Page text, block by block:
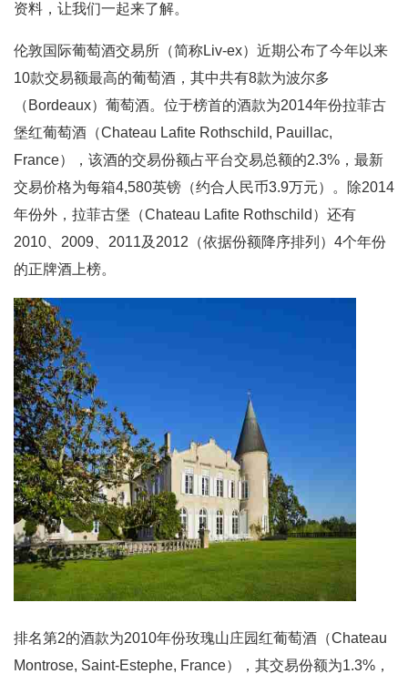
资料，让我们一起来了解。
伦敦国际葡萄酒交易所（简称Liv-ex）近期公布了今年以来
10款交易额最高的葡萄酒，其中共有8款为波尔多
（Bordeaux）葡萄酒。位于榜首的酒款为2014年份拉菲古
堡红葡萄酒（Chateau Lafite Rothschild, Pauillac,
France），该酒的交易份额占平台交易总额的2.3%，最新
交易价格为每箱4,580英镑（约合人民币3.9万元）。除2014
年份外，拉菲古堡（Chateau Lafite Rothschild）还有
2010、2009、2011及2012（依据份额降序排列）4个年份
的正牌酒上榜。
排名第2的酒款为2010年份玫瑰山庄园红葡萄酒（Chateau
Montrose, Saint-Estephe, France），其交易份额为1.3%，